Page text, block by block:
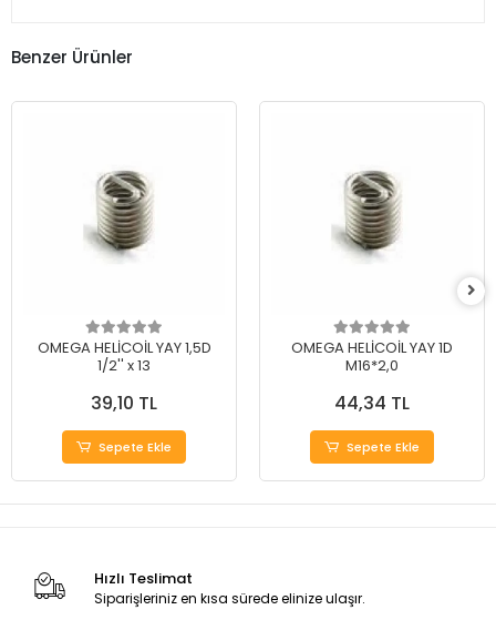
Benzer Ürünler
OMEGA HELİCOİL YAY 1,5D
1/2'' x 13
39,10 TL
Sepete Ekle
OMEGA HELİCOİL YAY 1D
M16*2,0
44,34 TL
Sepete Ekle
Hızlı Teslimat
Siparişleriniz en kısa sürede elinize ulaşır.